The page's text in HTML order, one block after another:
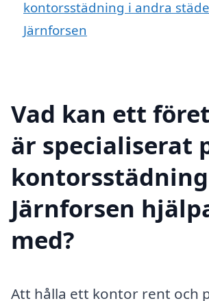
kontorsstädning i andra
Järnforsen
Vad kan ett
är specialiserat
Järnforsen
med?
Att hålla ett kontor rent och